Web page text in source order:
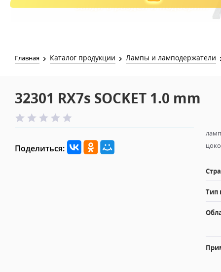
Главная Каталог продукции Лампы и ламподержатели
32301 RX7s SOCKET 1.0 mm
Поделиться:
Тип